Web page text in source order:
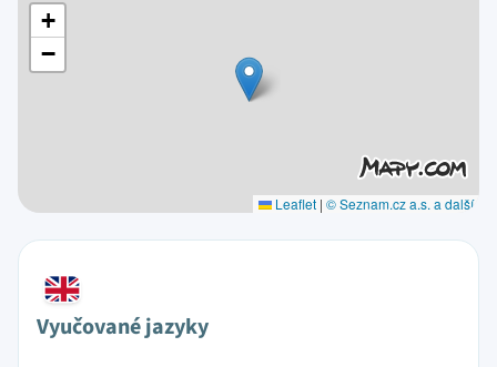
+
−
Leaflet | © Seznam.cz a.s. a další
Vyučované jazyky